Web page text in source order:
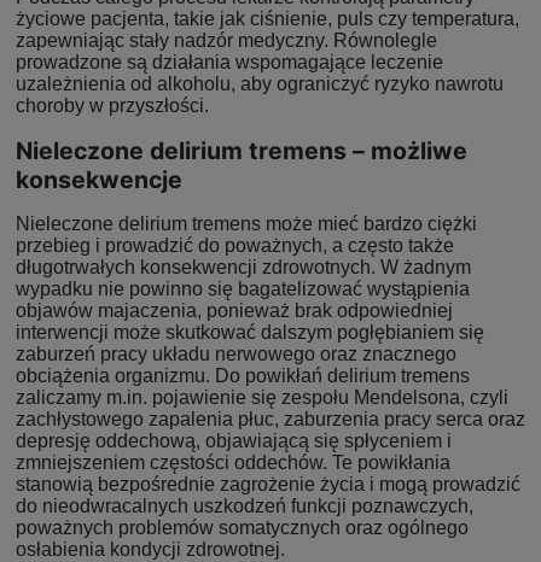
życiowe pacjenta, takie jak ciśnienie, puls czy temperatura,
zapewniając stały nadzór medyczny. Równolegle
prowadzone są działania wspomagające leczenie
uzależnienia od alkoholu, aby ograniczyć ryzyko nawrotu
choroby w przyszłości.
Nieleczone delirium tremens – możliwe
konsekwencje
Nieleczone delirium tremens może mieć bardzo ciężki
przebieg i prowadzić do poważnych, a często także
długotrwałych konsekwencji zdrowotnych. W żadnym
wypadku nie powinno się bagatelizować wystąpienia
objawów majaczenia, ponieważ brak odpowiedniej
interwencji może skutkować dalszym pogłębianiem się
zaburzeń pracy układu nerwowego oraz znacznego
obciążenia organizmu. Do powikłań delirium tremens
zaliczamy m.in. pojawienie się zespołu Mendelsona, czyli
zachłystowego zapalenia płuc, zaburzenia pracy serca oraz
depresję oddechową, objawiającą się spłyceniem i
zmniejszeniem częstości oddechów. Te powikłania
stanowią bezpośrednie zagrożenie życia i mogą prowadzić
do nieodwracalnych uszkodzeń funkcji poznawczych,
poważnych problemów somatycznych oraz ogólnego
osłabienia kondycji zdrowotnej.